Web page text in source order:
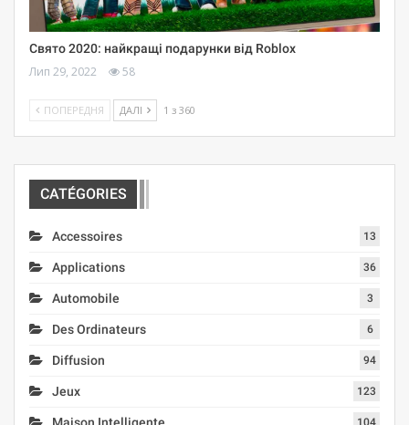
Свято 2020: найкращі подарунки від Roblox
Лип 29, 2022 58
ПОПЕРЕДНЯ ДАЛІ 1 з 360
CATÉGORIES
Accessoires 13
Applications 36
Automobile 3
Des Ordinateurs 6
Diffusion 94
Jeux 123